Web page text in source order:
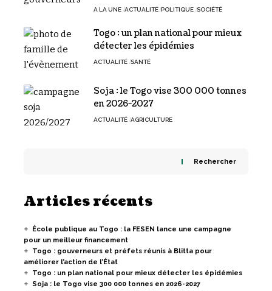
A LA UNE ACTUALITÉ POLITIQUE SOCIÉTÉ
Togo : un plan national pour mieux
détecter les épidémies
ACTUALITÉ SANTÉ
Soja : le Togo vise 300 000 tonnes
en 2026-2027
ACTUALITÉ AGRICULTURE
Rechercher
Articles récents
École publique au Togo : la FESEN lance une campagne
pour un meilleur financement
Togo : gouverneurs et préfets réunis à Blitta pour
améliorer l’action de l’État
Togo : un plan national pour mieux détecter les épidémies
Soja : le Togo vise 300 000 tonnes en 2026-2027